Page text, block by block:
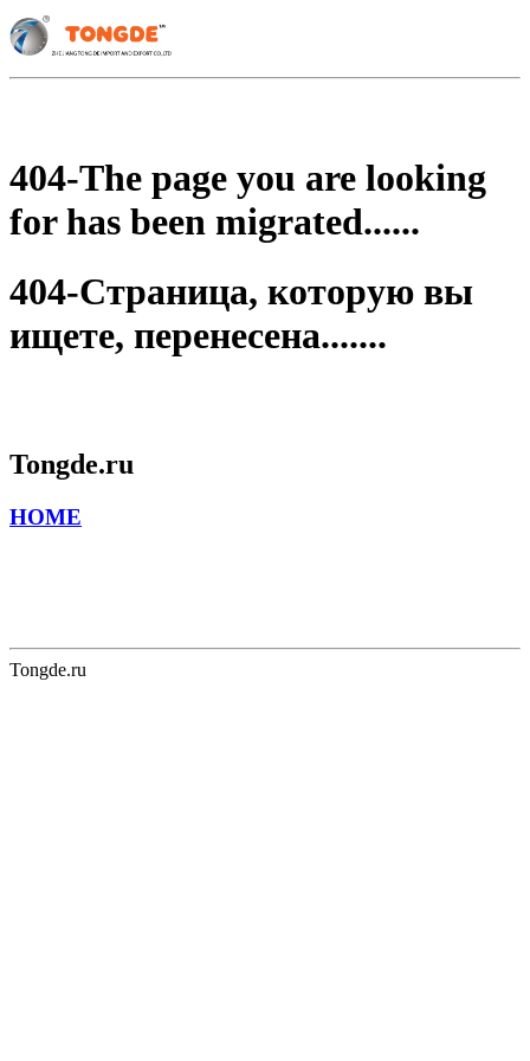
404-The page you are looking
for has been migrated......
404-Страница, которую вы
ищете, перенесена.......
Tongde.ru
HOME
Tongde.ru